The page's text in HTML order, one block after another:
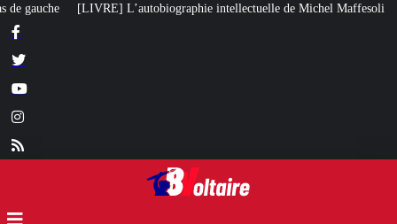
intellectuelle de Michel Maffesoli Pour regagner son influence en